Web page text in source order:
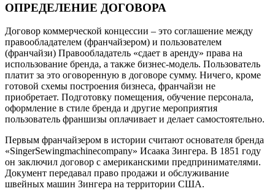
ОПРЕДЕЛЕНИЕ ДОГОВОРА
Договор коммерческой концессии – это соглашение между
правообладателем (франчайзером) и пользователем
(франчайзи) Правообладатель «сдает в аренду» права на
использование бренда, а также бизнес-модель. Пользователь
платит за это оговоренную в договоре сумму. Ничего, кроме
готовой схемы построения бизнеса, франчайзи не
приобретает. Подготовку помещения, обучение персонала,
оформление в стиле бренда и другие мероприятия
пользователь франшизы оплачивает и делает самостоятельно.
Первым франчайзером в истории считают основателя бренда
«SingerSewingmachinecompany» Исаака Зингера. В 1851 году
он заключил договор с американскими предпринимателями.
Документ передавал право продажи и обслуживание
швейных машин Зингера на территории США.